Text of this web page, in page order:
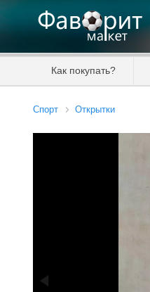
Как покупать?
Спорт Открытки